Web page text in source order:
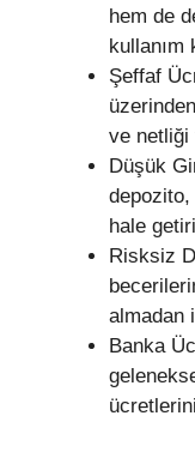
hem de
kullanım
Şeffaf
ve netliği
Düşük
hale
Risksiz
almadan
Banka